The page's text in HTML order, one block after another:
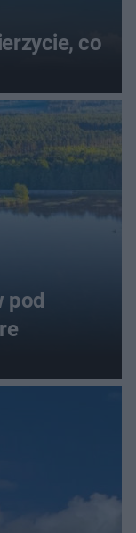
co
pod